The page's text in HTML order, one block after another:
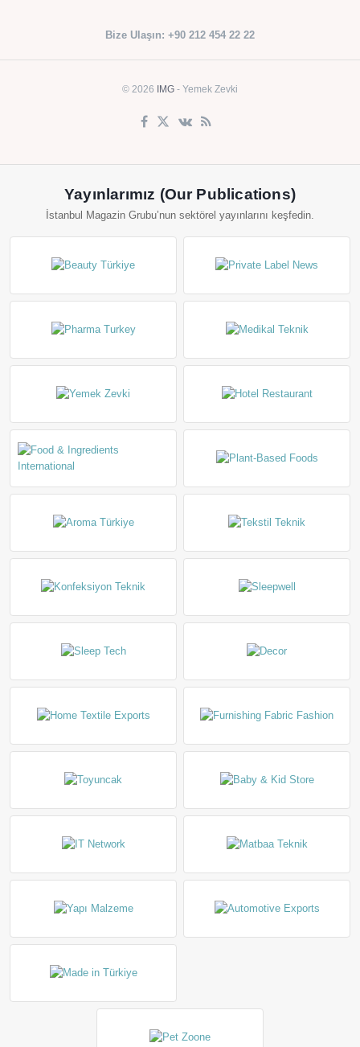
Bize Ulaşın: +90 212 454 22 22
© 2026 IMG - Yemek Zevki
Yayınlarımız (Our Publications)
İstanbul Magazin Grubu’nun sektörel yayınlarını keşfedin.